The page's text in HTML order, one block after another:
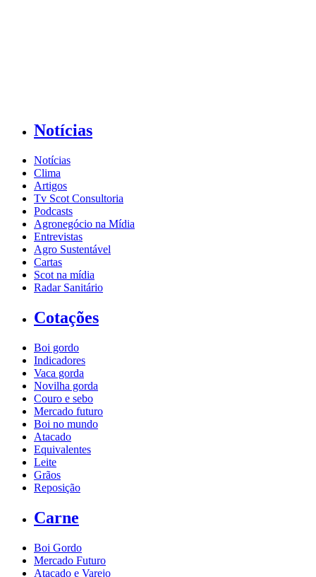
Notícias
Notícias
Clima
Artigos
Tv Scot Consultoria
Podcasts
Agronegócio na Mídia
Entrevistas
Agro Sustentável
Cartas
Scot na mídia
Radar Sanitário
Cotações
Boi gordo
Indicadores
Vaca gorda
Novilha gorda
Couro e sebo
Mercado futuro
Boi no mundo
Atacado
Equivalentes
Leite
Grãos
Reposição
Carne
Boi Gordo
Mercado Futuro
Atacado e Varejo